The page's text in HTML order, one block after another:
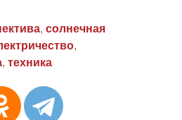
, солнечная
,
, техника